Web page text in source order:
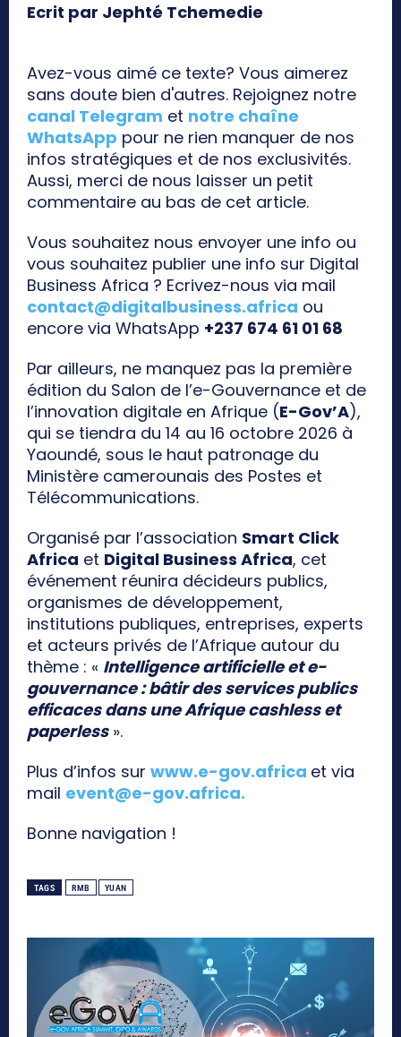
Ecrit par Jephté Tchemedie
Avez-vous aimé ce texte? Vous aimerez
sans doute bien d'autres. Rejoignez notre
canal Telegram et notre chaîne
WhatsApp pour ne rien manquer de nos
infos stratégiques et de nos exclusivités.
Aussi, merci de nous laisser un petit
commentaire au bas de cet article.
Vous souhaitez nous envoyer une info ou
vous souhaitez publier une info sur Digital
Business Africa ? Ecrivez-nous via mail
contact@digitalbusiness.africa ou
encore via WhatsApp +237 674 61 01 68
Par ailleurs, ne manquez pas la première
édition du Salon de l’e-Gouvernance et de
l’innovation digitale en Afrique (E-Gov’A),
qui se tiendra du 14 au 16 octobre 2026 à
Yaoundé, sous le haut patronage du
Ministère camerounais des Postes et
Télécommunications.
Organisé par l’association Smart Click
Africa et Digital Business Africa, cet
événement réunira décideurs publics,
organismes de développement,
institutions publiques, entreprises, experts
et acteurs privés de l’Afrique autour du
thème : « Intelligence artificielle et e-
gouvernance : bâtir des services publics
efficaces dans une Afrique cashless et
paperless».
Plus d’infos sur www.e-gov.africa et via
mail event@e-gov.africa.
Bonne navigation !
TAGS RMB YUAN